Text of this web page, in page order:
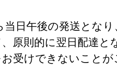
日午後の発送となり
原則的に翌日配達と
受けできないこと